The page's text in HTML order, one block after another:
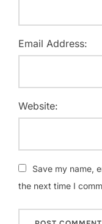
Email Address:
Website:
Save my name,
the next time I